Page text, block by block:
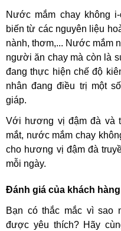
Nước mắm chay không
biến từ các nguyên liệu
nành, thơm,... Nước mắm
người ăn chay mà còn là
đang thực hiện chế độ
nhân đang điều trị một
giáp.
Với hương vị đậm đà và
mắt, nước mắm chay
cho hương vị đậm đà
mỗi ngày.
Đánh giá của khách
Bạn có thắc mắc vì sao
được yêu thích? Hãy